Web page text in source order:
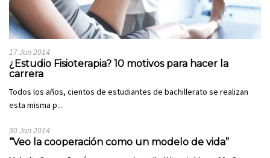
17 Jun 2014
¿Estudio Fisioterapia? 10 motivos para hacer la
carrera
Todos los años, cientos de estudiantes de bachillerato se realizan
esta misma p...
30 Jun 2014
“Veo la cooperación como un modelo de vida”